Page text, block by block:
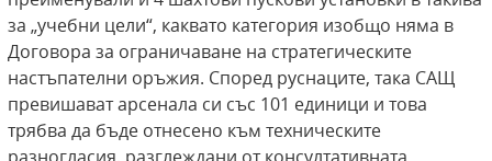
за „учебни цели“, каквато категория изобщо няма в
Договора за ограничаване на стратегическите
настъпателни оръжия. Според руснаците, така САЩ
превишават арсенала си със 101 единици и това
трябва да бъде отнесено към техническите